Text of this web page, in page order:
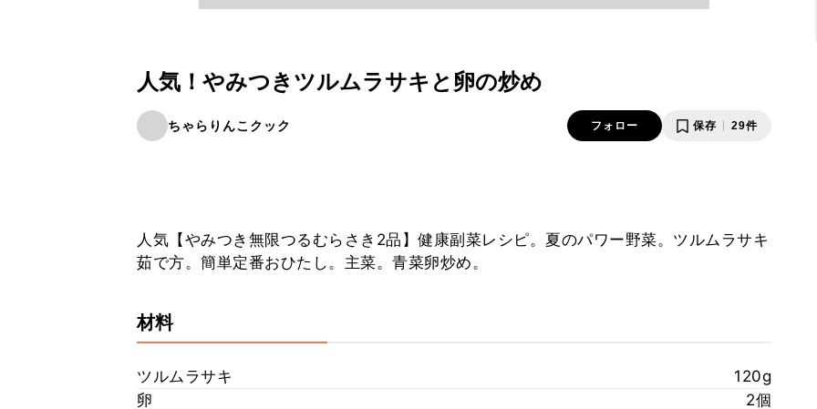
人気！やみつきツルムラサキと卵の炒め
ちゃらりんこクック フォロー 保存 29件
人気【やみつき無限つるむらさき2品】健康副菜レシピ。夏のパワー野菜。ツルムラサキ
茹で方。簡単定番おひたし。主菜。青菜卵炒め。
材料
ツルムラサキ
120g
卵
2個